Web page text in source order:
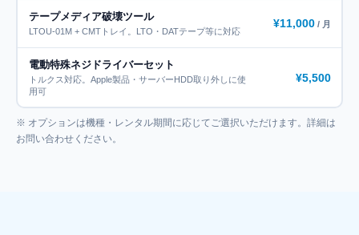
テープメディア破壊ツール
LTOU-01M + CMTトレイ。LTO・DATテープ等に対応
¥11,000/ 月
電動特殊ネジドライバーセット
トルクス対応。Apple製品・サーバーHDD取り外しに使
用可
¥5,500
※ オプションは機種・レンタル期間に応じてご選択いただけます。詳細は
お問い合わせください。